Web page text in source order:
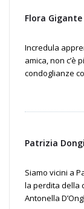
Flora Gigante
Incredula
amica, non c’è
condoglianze
Patrizia
Siamo vicini a
la perdita della
Antonella